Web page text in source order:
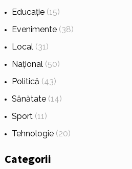
Educație(15)
Evenimente(38)
Local(31)
Național(50)
Politică (43)
Sănătate(14)
Sport(11)
Tehnologie(20)
Categorii